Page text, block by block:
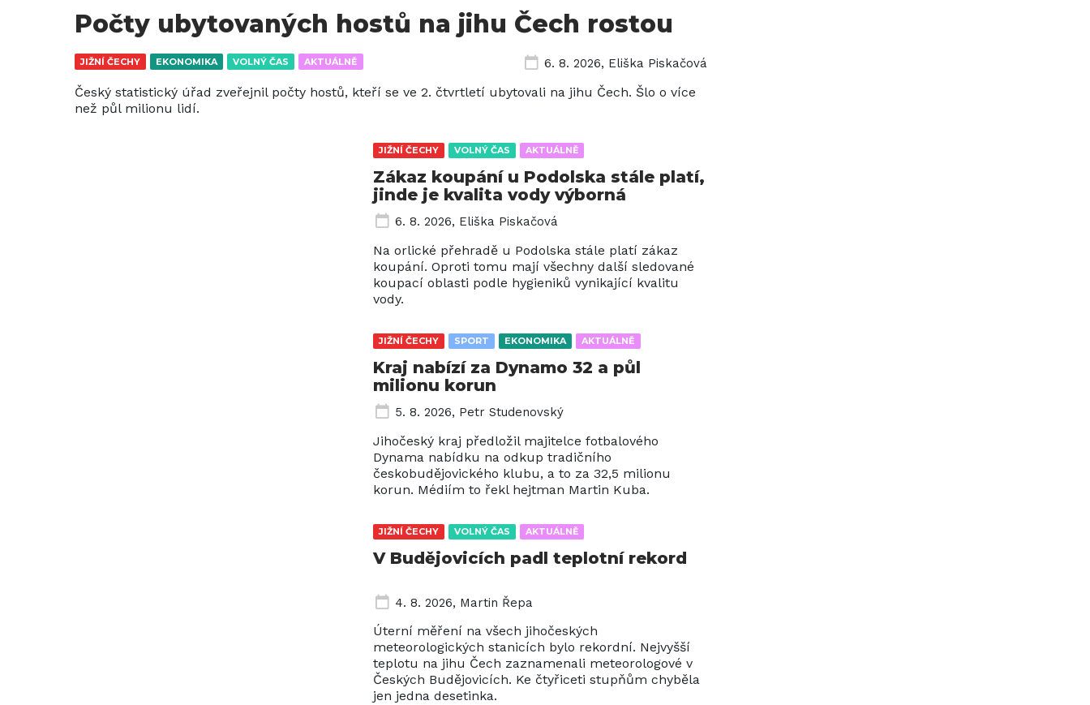
JIŽNÍ ČECHY EKONOMIKA VOLNÝ ČAS AKTUÁLNĚ
Počty ubytovaných hostů na jihu Čech rostou
6. 8. 2026, Eliška Piskačová
Český statistický úřad zveřejnil počty hostů, kteří se ve 2. čtvrtletí ubytovali na jihu Čech. Šlo o více
než půl milionu lidí.
JIŽNÍ ČECHY VOLNÝ ČAS AKTUÁLNĚ
Zákaz koupání u Podolska stále platí,
jinde je kvalita vody výborná
6. 8. 2026, Eliška Piskačová
Na orlické přehradě u Podolska stále platí zákaz
koupání. Oproti tomu mají všechny další sledované
koupací oblasti podle hygieniků vynikající kvalitu
vody.
JIŽNÍ ČECHY SPORT EKONOMIKA AKTUÁLNĚ
Kraj nabízí za Dynamo 32 a půl
milionu korun
5. 8. 2026, Petr Studenovský
Jihočeský kraj předložil majitelce fotbalového
Dynama nabídku na odkup tradičního
českobudějovického klubu, a to za 32,5 milionu
korun. Médiím to řekl hejtman Martin Kuba.
JIŽNÍ ČECHY VOLNÝ ČAS AKTUÁLNĚ
V Budějovicích padl teplotní rekord
4. 8. 2026, Martin Řepa
Úterní měření na všech jihočeských
meteorologických stanicích bylo rekordní. Nejvyšší
teplotu na jihu Čech zaznamenali meteorologové v
Českých Budějovicích. Ke čtyřiceti stupňům chyběla
jen jedna desetinka.